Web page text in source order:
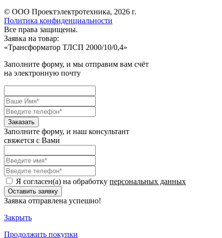
© ООО Проектэлектротехника, 2026 г.
Политика конфиденциальности
Все права защищены.
Заявка на товар:
«Трансформатор ТЛСП 2000/10/0,4»
Заполните форму, и мы отправим вам счёт
на электронную почту
Заполните форму, и наш консультант
свяжется с Вами
Я согласен(а) на обработку персональных данных
Заявка отправлена успешно!
Закрыть
Продолжить покупки